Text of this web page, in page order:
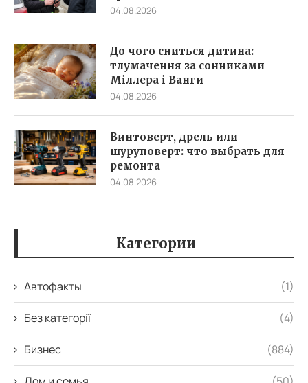
04.08.2026
До чого сниться дитина:
тлумачення за сонниками
Міллера і Ванги
04.08.2026
Винтоверт, дрель или
шуруповерт: что выбрать для
ремонта
04.08.2026
Категории
Автофакты (1)
Без категорії (4)
Бизнес (884)